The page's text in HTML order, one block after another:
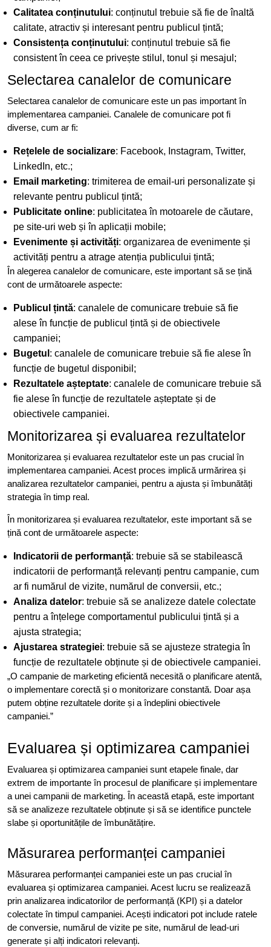
Calitatea conținutului: conținutul trebuie să fie de înaltă
calitate, atractiv și interesant pentru publicul țintă;
Consistența conținutului: conținutul trebuie să fie
consistent în ceea ce privește stilul, tonul și mesajul;
Selectarea canalelor de comunicare
Selectarea canalelor de comunicare este un pas important în
implementarea campaniei. Canalele de comunicare pot fi
diverse, cum ar fi:
Rețelele de socializare: Facebook, Instagram, Twitter,
LinkedIn, etc.;
Email marketing: trimiterea de email-uri personalizate și
relevante pentru publicul țintă;
Publicitate online: publicitatea în motoarele de căutare,
pe site-uri web și în aplicații mobile;
Evenimente și activități: organizarea de evenimente și
activități pentru a atrage atenția publicului țintă;
În alegerea canalelor de comunicare, este important să se țină
cont de următoarele aspecte:
Publicul țintă: canalele de comunicare trebuie să fie
alese în funcție de publicul țintă și de obiectivele
campaniei;
Bugetul : canalele de comunicare trebuie să fie alese în
funcție de bugetul disponibil;
Rezultatele așteptate: canalele de comunicare trebuie să
fie alese în funcție de rezultatele așteptate și de
obiectivele campaniei.
Monitorizarea și evaluarea rezultatelor
Monitorizarea și evaluarea rezultatelor este un pas crucial în
implementarea campaniei. Acest proces implică urmărirea și
analizarea rezultatelor campaniei, pentru a ajusta și îmbunătăți
strategia în timp real.
În monitorizarea și evaluarea rezultatelor, este important să se
țină cont de următoarele aspecte:
Indicatorii de performanță: trebuie să se stabilească
indicatorii de performanță relevanți pentru campanie, cum
ar fi numărul de vizite, numărul de conversii, etc.;
Analiza datelor: trebuie să se analizeze datele colectate
pentru a înțelege comportamentul publicului țintă și a
ajusta strategia;
Ajustarea strategiei: trebuie să se ajusteze strategia în
funcție de rezultatele obținute și de obiectivele campaniei.
„O campanie de marketing eficientă necesită o planificare atentă,
o implementare corectă și o monitorizare constantă. Doar așa
putem obține rezultatele dorite și a îndeplini obiectivele
campaniei.”
Evaluarea și optimizarea campaniei
Evaluarea și optimizarea campaniei sunt etapele finale, dar
extrem de importante în procesul de planificare și implementare
a unei campanii de marketing. În această etapă, este important
să se analizeze rezultatele obținute și să se identifice punctele
slabe și oportunitățile de îmbunătățire.
Măsurarea performanței campaniei
Măsurarea performanței campaniei este un pas crucial în
evaluarea și optimizarea campaniei. Acest lucru se realizează
prin analizarea indicatorilor de performanță (KPI) și a datelor
colectate în timpul campaniei. Acești indicatori pot include ratele
de conversie, numărul de vizite pe site, numărul de lead-uri
generate și alți indicatori relevanți.